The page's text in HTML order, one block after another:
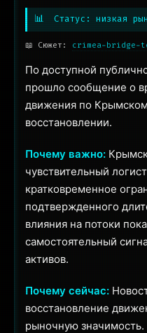
📊 Статус: низкая
📖 Сюжет: crimea-bridge-
По доступной
прошло сообщение о
движения по
восстановлении.
Почему важно:
чувствительный
кратковременное
подтвержденного
влияния на потоки
самостоятельный
активов.
Почему сейчас:
восстановление
рыночную значимость.